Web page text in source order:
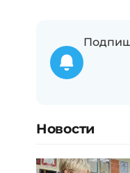
Новости